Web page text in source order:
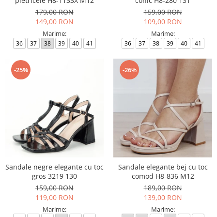
179,00 RON
149,00 RON
Marime:
36 37 38 39 40 41
159,00 RON
109,00 RON
Marime:
36 37 38 39 40 41
-25%
Sandale negre elegante cu toc
gros 3219 130
159,00 RON
119,00 RON
Marime:
-26%
Sandale elegante bej cu toc
comod H8-836 M12
189,00 RON
139,00 RON
Marime: